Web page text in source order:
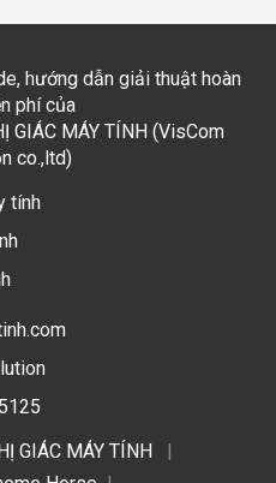
hướng dẫn giải thuật hoàn
phí của
GIÁC MÁY TÍNH (VisCom
co.,ltd)
tính
GIÁC MÁY TÍNH